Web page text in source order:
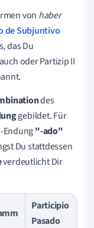
von haber
de Subjuntivo
das Du
oder Partizip II
des
gebildet. Für
Endung"-ado"
Du stattdessen
verdeutlicht Dir
Participio
Pasado